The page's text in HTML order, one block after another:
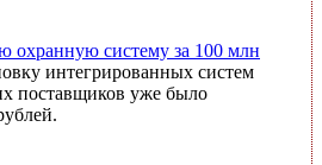
охранную систему за 100 млн
интегрированных систем
поставщиков уже было